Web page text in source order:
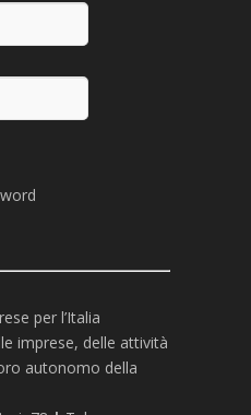
per l’Italia
imprese, delle attività
autonomo della